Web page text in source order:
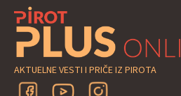
AKTUELNE VESTI I PRIČE IZ PIROTA